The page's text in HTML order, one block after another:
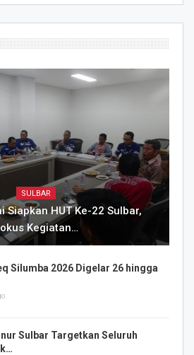
SULBAR
Siapkan HUT Ke-22 Sulbar,
Kegiatan…
Silumba 2026 Digelar 26 hingga
Sulbar Targetkan Seluruh